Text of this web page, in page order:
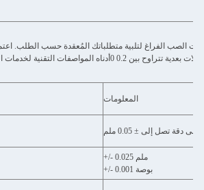
الصب الفراغ لتلبية متطلباتك المُعقدة حسب الطلب.
المعلومات
أعلى دقة تصل إلى ± 0.05 ملم
+/- 0.025 ملم
+/- 0.001 بوصة